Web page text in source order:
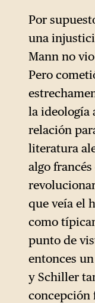
Por
una
Mann no
Pero
la ideología
relación
literatura
algo
que veía el
como
punto de
entonces
y Schiller
concepción